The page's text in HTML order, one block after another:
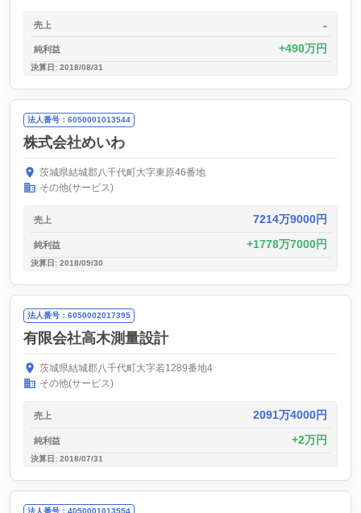
売上 -
純利益 490万円
決算日: 2018/08/31
法人番号：6050001013544
株式会社めいわ
茨城県結城郡八千代町大字東原46番地
その他(サービス)
売上 7214万9000円
純利益 1778万7000円
決算日: 2018/09/30
法人番号：6050002017395
有限会社高木測量設計
茨城県結城郡八千代町大字若1289番地4
その他(サービス)
売上 2091万4000円
純利益 2万円
決算日: 2018/07/31
法人番号：4050001013554